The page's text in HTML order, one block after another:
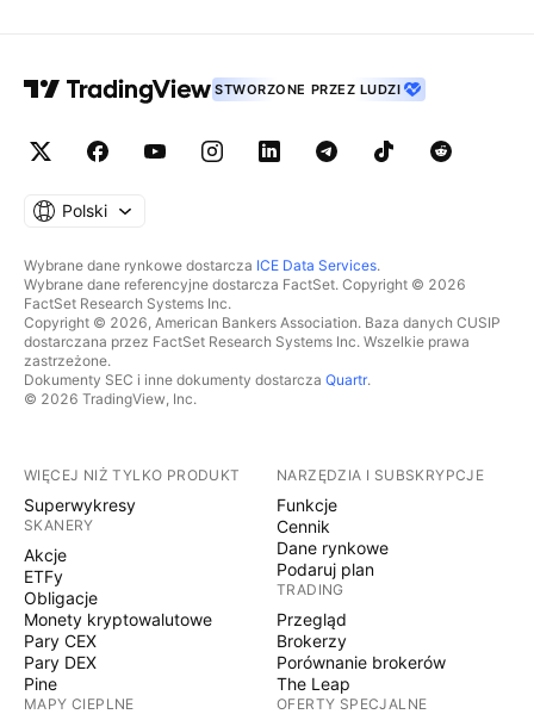
STWORZONE PRZEZ LUDZI
Polski
Wybrane dane rynkowe dostarcza ICE Data Services.
Wybrane dane referencyjne dostarcza FactSet. Copyright © 2026
FactSet Research Systems Inc.
Copyright © 2026, American Bankers Association. Baza danych CUSIP
dostarczana przez FactSet Research Systems Inc. Wszelkie prawa
zastrzeżone.
Dokumenty SEC i inne dokumenty dostarcza Quartr.
© 2026 TradingView, Inc.
WIĘCEJ NIŻ TYLKO PRODUKT
Superwykresy
SKANERY
Akcje
ETFy
Obligacje
Monety kryptowalutowe
Pary CEX
Pary DEX
Pine
MAPY CIEPLNE
NARZĘDZIA I SUBSKRYPCJE
Funkcje
Cennik
Dane rynkowe
Podaruj plan
TRADING
Przegląd
Brokerzy
Porównanie brokerów
The Leap
OFERTY SPECJALNE